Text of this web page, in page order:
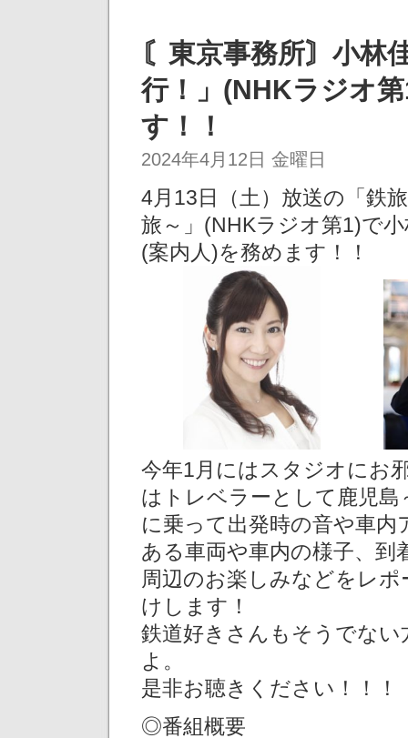
〘東京事務所〙小林
行！」(NHKラジオ
す！！
2024年4月12日 金曜日
4月13日（土）放送の「鉄
旅～」(NHKラジオ第1)で
(案内人)を務めます！！
今年1月にはスタジオにお
はトレベラーとして鹿児
に乗って出発時の音や車
ある車両や車内の様子、到
周辺のお楽しみなどをレ
けします！
鉄道好きさんもそうでな
よ。
是非お聴きください！！！
◎番組概要